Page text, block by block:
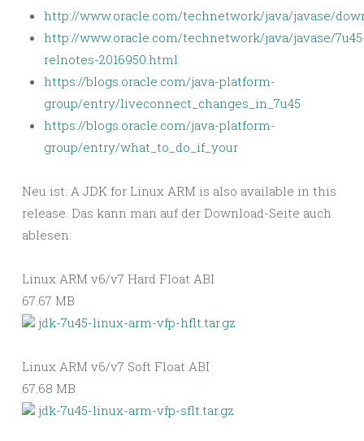
http://www.oracle.com/technetwork/java/javase/
http://www.oracle.com/technetwork/java/javase/
relnotes-2016950.html
https://blogs.oracle.com/java-platform-
group/entry/liveconnect_changes_in_7u45
https://blogs.oracle.com/java-platform-
group/entry/what_to_ do_if_your
Neu ist: A JDK for Linux ARM is also available in this
release. Das kann man auf der Download-Seite auch
ablesen:
Linux ARM v6/v7 Hard Float ABI
67.67 MB
jdk-7u45-linux-arm-vfp-hflt.tar.gz
Linux ARM v6/v7 Soft Float ABI
67.68 MB
jdk-7u45-linux-arm-vfp-sflt.tar.gz